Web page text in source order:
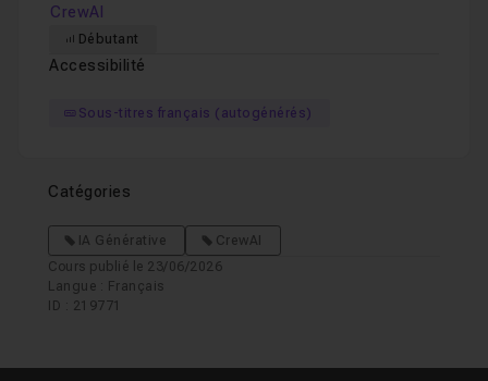
CrewAI
Débutant
Accessibilité
Sous-titres français (autogénérés)
Catégories
IA Générative
CrewAI
Cours publié le 23/06/2026
Langue : Français
ID : 219771